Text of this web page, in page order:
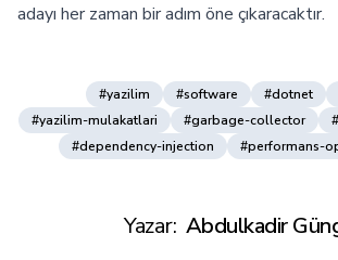
adayı her zaman bir adım öne çıkaracaktır.
#yazilim #software #dotnet
#yazilim-mulakatlari
#garbage-collector
#dependency-injection
#performans-
Yazar: Abdulkadir